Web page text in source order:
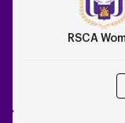
RSCA